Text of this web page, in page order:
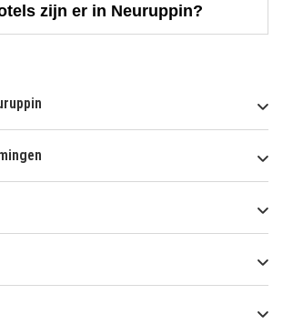
zijn er in Neuruppin?